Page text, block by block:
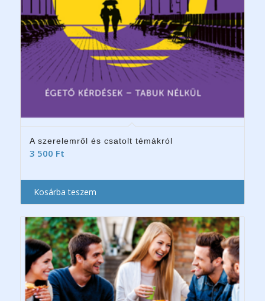
A szerelemről és csatolt témákról
3 500 Ft
Kosárba teszem